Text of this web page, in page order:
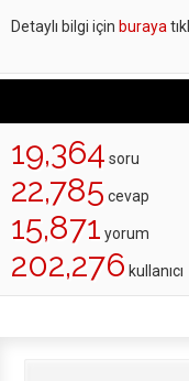
Detaylı bilgi için buraya
19,364 soru
22,785 cevap
15,871 yorum
202,276 kullanıcı